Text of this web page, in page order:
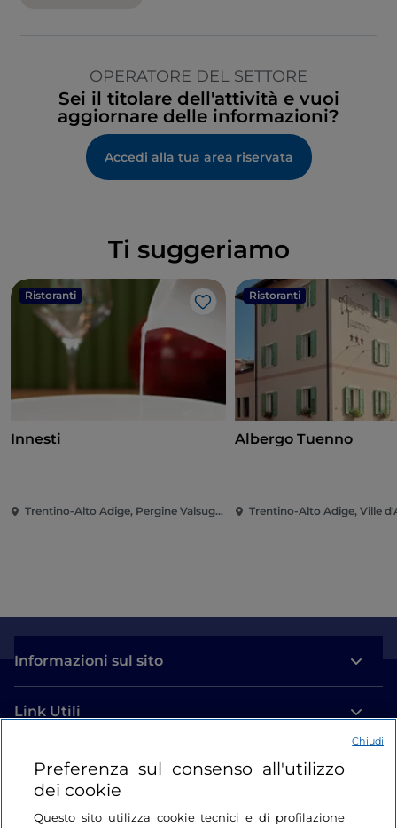
OPERATORE DEL SETTORE
Sei il titolare dell'attività e vuoi
aggiornare delle informazioni?
Accedi alla tua area riservata
Ti suggeriamo
Ristoranti
Like
Innesti
Trentino-Alto Adige, Pergine Valsugana
Ristoranti
Albergo Tuenno
Trentino-Alto Adige, Ville
Informazioni sul sito
Link Utili
Login
Restiamo in contatto
Preferenza sul consenso all'utilizzo
dei cookie
Questo sito utilizza cookie tecnici e di profilazione
Chiudi